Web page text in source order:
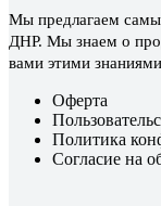
Мы предлагаем
ДНР. Мы знаем о
вами этими
Оферта
Политика
Согласие на